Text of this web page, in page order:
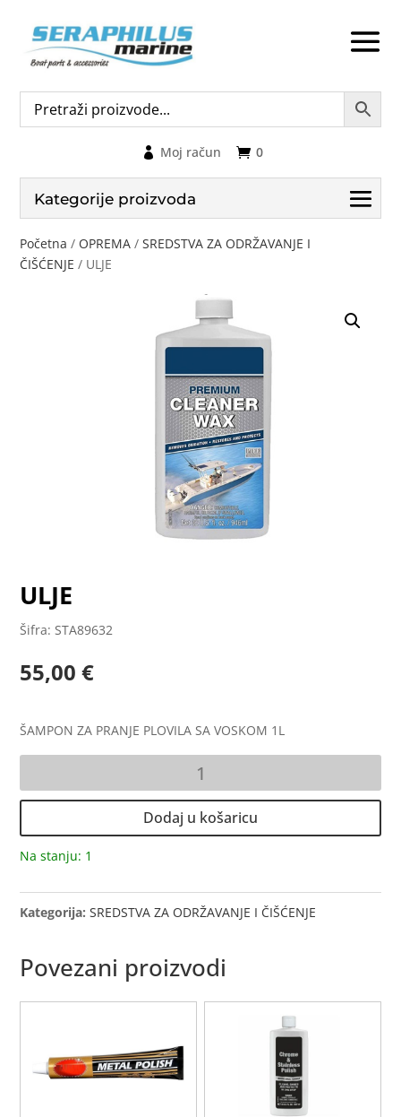
0
Moj račun
Kategorije proizvoda
Početna / OPREMA /SREDSTVA ZA ODRŽAVANJE I
ČIŠĆENJE / ULJE
ULJE
Šifra: STA89632
55,00€
ŠAMPON ZA PRANJE PLOVILA SA VOSKOM 1L
Dodaj u košaricu
Na stanju: 1
Kategorija:SREDSTVA ZA ODRŽAVANJE I ČIŠĆENJE
Povezani proizvodi